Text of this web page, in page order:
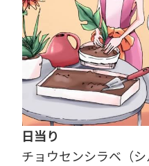
日当り
チョウセンシラベ（